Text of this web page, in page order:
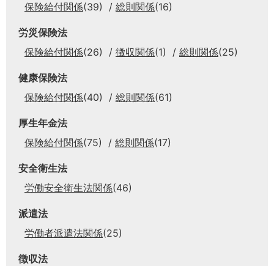
保険給付関係(39) 総則関係(16)
労災保険法
保険給付関係(26) 徴収関係(1) 総則関係(25)
健康保険法
保険給付関係(40) 総則関係(61)
厚生年金法
保険給付関係(75) 総則関係(17)
安全衛生法
労働安全衛生法関係(46)
派遣法
労働者派遣法関係(25)
徴収法